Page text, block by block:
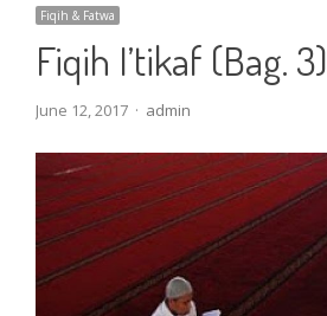
Fiqih & Fatwa
Fiqih I’tikaf (Bag. 3)
June 12, 2017 Author
admin